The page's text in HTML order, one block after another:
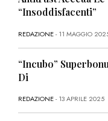
“Insoddisfacenti”
REDAZIONE- 11 MAGGIO
“Incubo”
Di
REDAZIONE- 13 APRILE 2025